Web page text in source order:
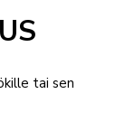
tai sen